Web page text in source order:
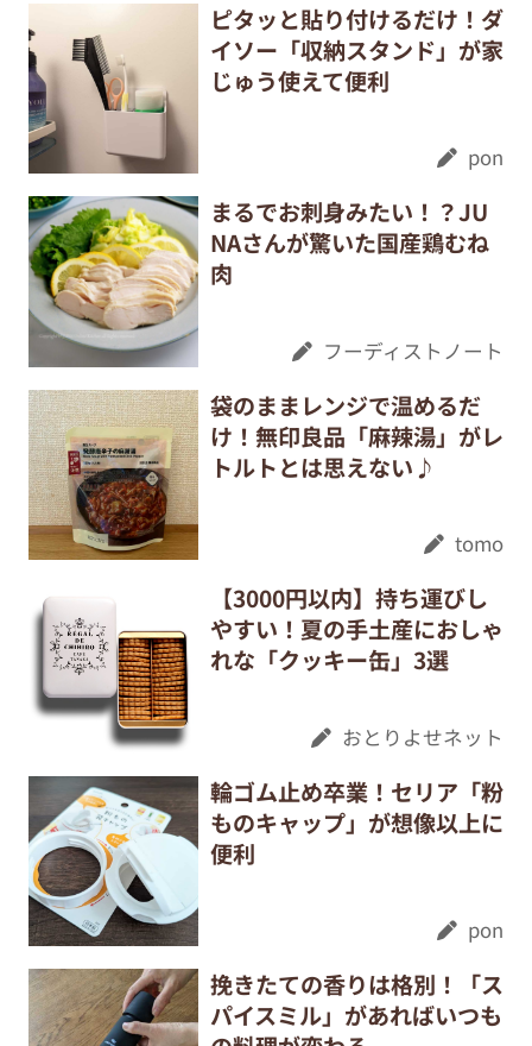
ピタッと貼り付けるだけ！ダ
イソー「収納スタンド」が家
じゅう使えて便利
pon
まるでお刺身みたい！？JU
NAさんが驚いた国産鶏むね
肉
フーディストノート
袋のままレンジで温めるだ
け！無印良品「麻辣湯」がレ
トルトとは思えない♪
tomo
【3000円以内】持ち運びし
やすい！夏の手土産におしゃ
れな「クッキー缶」3選
おとりよせネット
輪ゴム止め卒業！セリア「粉
ものキャップ」が想像以上に
便利
pon
挽きたての香りは格別！「ス
パイスミル」があればいつも